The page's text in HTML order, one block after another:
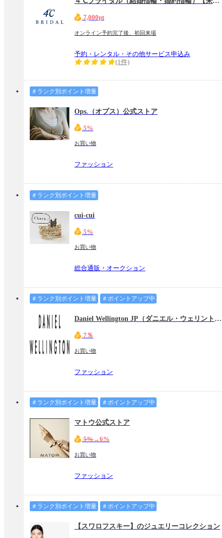
7,000pt
オンライン予約完了後、初回来場
予約・レンタル・その他サービス申込み
(1件)
＃ランク別ポイント増量
Ops.（オプス）公式ストア
5%
お買い物
ファッション
＃ランク別ポイント増量
cui-cui
5%
お買い物
総合通販・オークション
＃ランク別ポイント増量 ＃ポイントアップ中
Daniel Wellington JP（ダニエル・ウェリントン公式オンラインストア）
7％
お買い物
ファッション
＃ランク別ポイント増量 ＃ポイントアップ中
マトウ公式ストア
5%→6%
お買い物
ファッション
＃ランク別ポイント増量 ＃ポイントアップ中
【スワロフスキー】のジュエリーコレクション